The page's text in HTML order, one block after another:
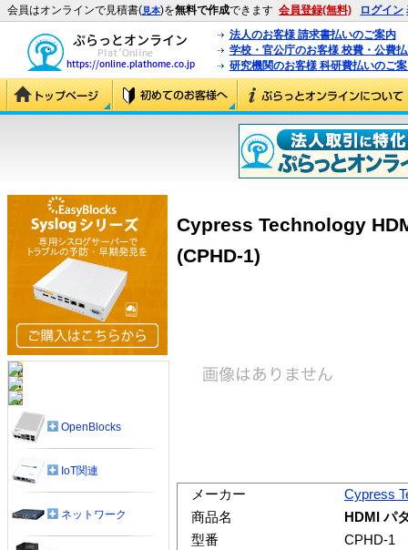
会員はオンラインで見積書(見本)を無料で作成できます 会員登録(無料) ログイン
法人のお客様 請求書払いのご案内
学校・官公庁のお客様 校費・公費
研究機関のお客様 科研費払いのご
Cypress Technology
(CPHD-1)
メーカー
Cypress
商品名
HDMI パ
型番
CPHD-1
OpenBlocks
IoT関連
ネットワーク